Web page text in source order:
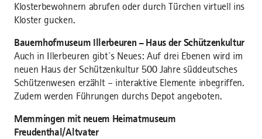
Klosterbewohnern abrufen oder durch Türchen virtuell ins
Kloster gucken.
Bauernhofmuseum Illerbeuren – Haus der Schützenkultur
Auch in Illerbeuren gibt´s Neues: Auf drei Ebenen wird im
neuen Haus der Schützenkultur 500 Jahre süddeutsches
Schützenwesen erzählt – interaktive Elemente inbegriffen.
Zudem werden Führungen durchs Depot angeboten.
Memmingen mit neuem Heimatmuseum
Freudenthal/Altvater